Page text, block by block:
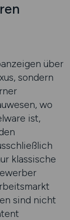
über
sondern
wo
ist,
klassische
sind nicht